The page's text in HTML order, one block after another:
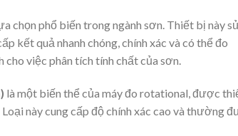
chọn phổ biến trong ngành sơn. Thiết bị này
kết quả nhanh chóng, chính xác và có thể đo
việc phân tích tính chất của sơn.
là một biến thể của máy đo rotational, được
này cung cấp độ chính xác cao và thường